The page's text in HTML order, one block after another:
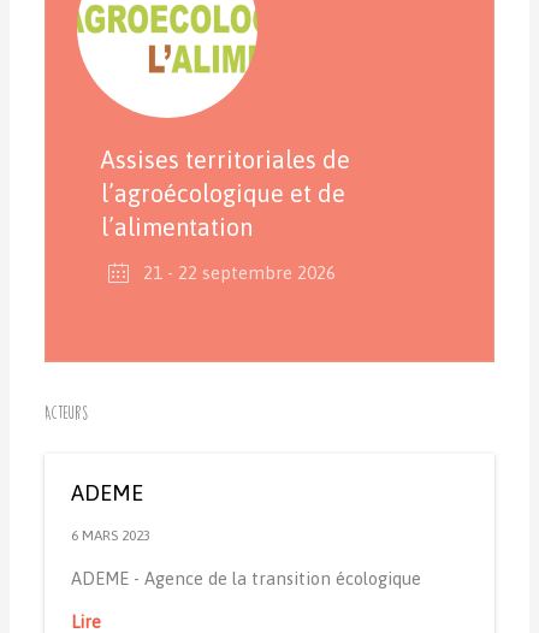
Assises territoriales de
l’agroécologique et de
l’alimentation
21 - 22 septembre 2026
Acteurs
ADEME
6 MARS 2023
ADEME - Agence de la transition écologique
Lire